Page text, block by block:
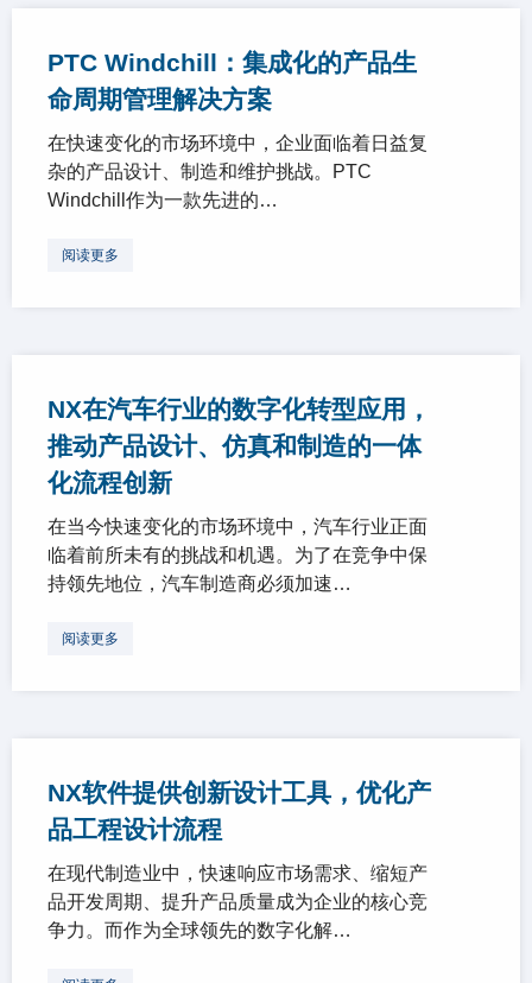
PTC Windchill：集成化的产品生
命周期管理解决方案
在快速变化的市场环境中，企业面临着日益复
杂的产品设计、制造和维护挑战。PTC
Windchill作为一款先进的…
阅读更多
NX在汽车行业的数字化转型应用，
推动产品设计、仿真和制造的一体
化流程创新
在当今快速变化的市场环境中，汽车行业正面
临着前所未有的挑战和机遇。为了在竞争中保
持领先地位，汽车制造商必须加速…
阅读更多
NX软件提供创新设计工具，优化产
品工程设计流程
在现代制造业中，快速响应市场需求、缩短产
品开发周期、提升产品质量成为企业的核心竞
争力。而作为全球领先的数字化解…